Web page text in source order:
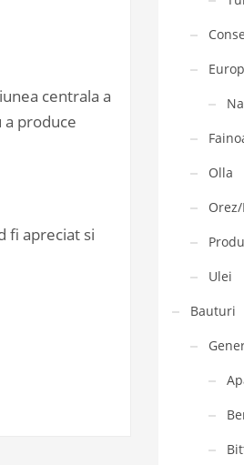
centrala a
a produce
fi apreciat si
Olla
Ulei
Bauturi